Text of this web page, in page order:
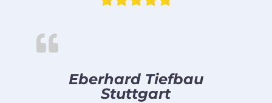
Eberhard Tiefbau
Stuttgart